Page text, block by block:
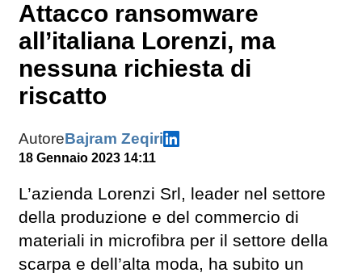
Attacco ransomware
all’italiana Lorenzi, ma
nessuna richiesta di
riscatto
AutoreBajram Zeqiri
18 Gennaio 2023 14:11
L’azienda Lorenzi Srl, leader nel settore
della produzione e del commercio di
materiali in microfibra per il settore della
scarpa e dell’alta moda, ha subito un